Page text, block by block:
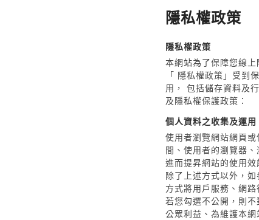
隱私權政策
隱私權政策
本網站為了保障您線
「 隱私權政策」受到
用， 包括儲存資料及
及隱私權保護政策：
個人資料之收集及運用
使用者瀏覽網站網頁
間、使用者的瀏覽器
進而提昇網站的使用
除了上述方式以外，
方式將用戶服務、網
若您勾選不公開，則
公眾利益、為維護本